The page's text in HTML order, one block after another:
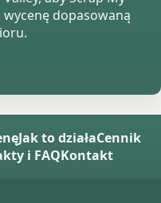
dopasowaną
Jak to działaCennik
i FAQKontakt